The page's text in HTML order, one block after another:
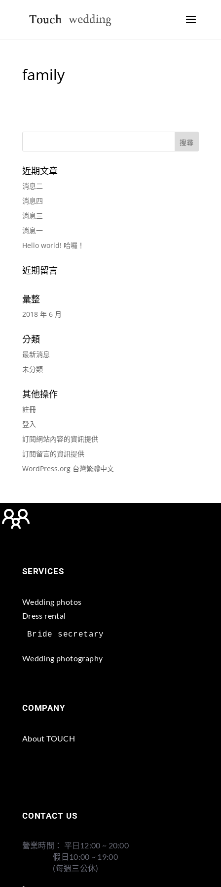
family
近期文章
消息二
消息四
消息三
消息一
Hello world! 哈囉！
近期留言
彙整
2018 年 6 月
分類
最新消息
未分類
其他操作
註冊
登入
訂閱網站內容的資訊提供
訂閱留言的資訊提供
WordPress.org 台灣繁體中文
SERVICES
Wedding photos
Dress rental
Wedding photography
COMPANY
About TOUCH
CONTACT US
營業時間： 平日12:00 ~ 20:00
假日10:00 ~ 19:00
(每週三公休)